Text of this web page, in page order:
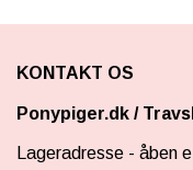
KONTAKT OS
Ponypiger.dk /
Lageradresse - åben